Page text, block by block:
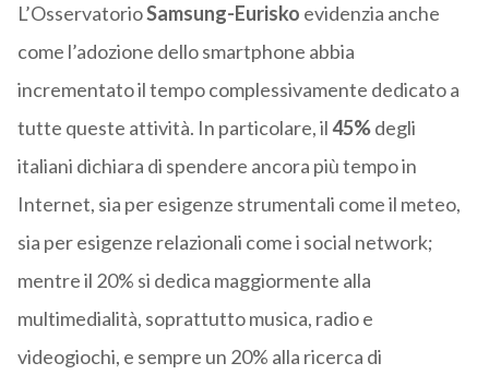
L’OsservatorioSamsung-Eurisko evidenzia anche
come l’adozione dello smartphone abbia
incrementato il tempo complessivamente dedicato a
tutte queste attività. In particolare, il45%degli
italiani dichiara di spendere ancora più tempo in
Internet, sia per esigenze strumentali come il meteo,
sia per esigenze relazionali come i social network;
mentre il 20% si dedica maggiormente alla
multimedialità, soprattutto musica, radio e
videogiochi, e sempre un 20% alla ricerca di